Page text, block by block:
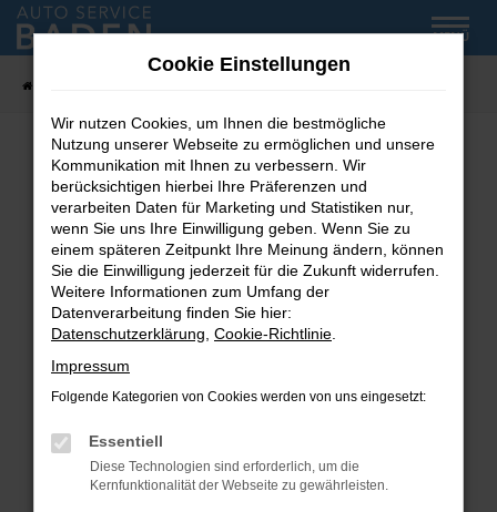
Zum
Hauptinhalt
MENÜ
Fehler: Network Error
Beim Laden ist ein Fehler aufgetreten.
Hier sind ein paar Tipps, die dir helfen können:
Überprüfe deine Firewall und deine
Internetverbindung.
Laden andere Webseiten, zum Beispiel deine
Suchmaschine?
Prüfe deine Browsererweiterungen.
können das Laden bestimmter Seiten
verhindern. Funktioniert die Seite in einem
Cookie Einstellungen
Wir nutzen Cookies, um Ihnen die bestmögliche
Nutzung unserer Webseite zu ermöglichen und unsere
Kommunikation mit Ihnen zu verbessern. Wir
berücksichtigen hierbei Ihre Präferenzen und
verarbeiten Daten für Marketing und Statistiken nur,
wenn Sie uns Ihre Einwilligung geben. Wenn Sie zu
einem späteren Zeitpunkt Ihre Meinung ändern, können
Sie die Einwilligung jederzeit für die Zukunft widerrufen.
Weitere Informationen zum Umfang der
Datenverarbeitung finden Sie hier:
Datenschutzerklärung Cookie-Richtlinie
Impressum
Folgende Kategorien von Cookies werden von uns eingesetzt:
Essentiell
Diese Technologien sind erforderlich, um die
Kernfunktionalität der Webseite zu gewährleisten.